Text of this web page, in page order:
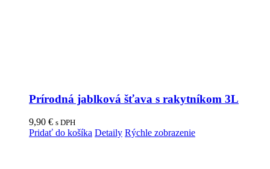
Prírodná jablková šťava s rakytníkom 3L
9,90 € s DPH
Pridať do košíka Detaily Rýchle zobrazenie